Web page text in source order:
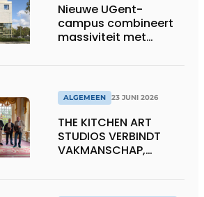
Nieuwe UGent-
campus combineert
massiviteit met
ALGEMEEN 23 JUNI 2026
THE KITCHEN ART
STUDIOS VERBINDT
VAKMANSCHAP,